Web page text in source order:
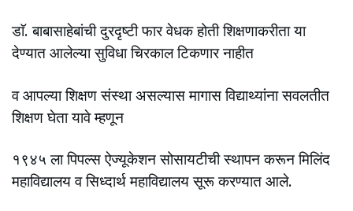
डाॅ. बाबासाहेबांची दुरदृष्टी फार वेधक होती शिक्षणाकरीता या
देण्यात आलेल्या सुविधा चिरकाल टिकणार नाहीत
व आपल्या शिक्षण संस्था असल्यास मागास विद्याथ्यांना सवलतीत
शिक्षण घेता यावे म्हणून
१९४५ ला पिपल्स ऐज्यूकेशन सोसायटीची स्थापन करून मिलिंद
महाविद्यालय व सिध्दार्थ महाविद्यालय सूरू करण्यात आले.